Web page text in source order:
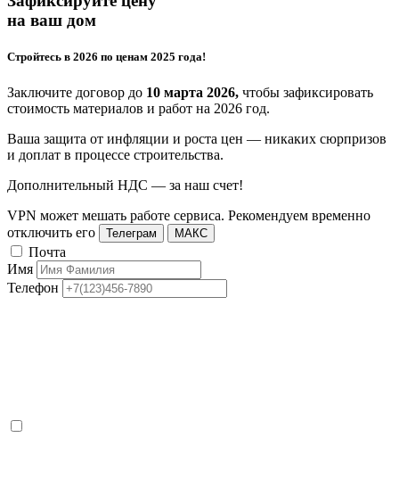
на ваш дом
Стройтесь в 2026 по ценам 2025 года!
Заключите договор до 10 марта 2026, чтобы зафиксировать
стоимость материалов и работ на 2026 год.
Ваша защита от инфляции и роста цен — никаких сюрпризов
и доплат в процессе строительства.
Дополнительный НДС — за наш счет!
VPN может мешать работе сервиса. Рекомендуем временно
отключить его
Телеграм МАКС
Почта
Имя
Телефон